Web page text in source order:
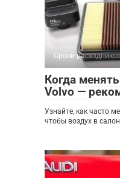
Сроки
Когда
Volvo —
Узнайте, как часто
чтобы воздух в